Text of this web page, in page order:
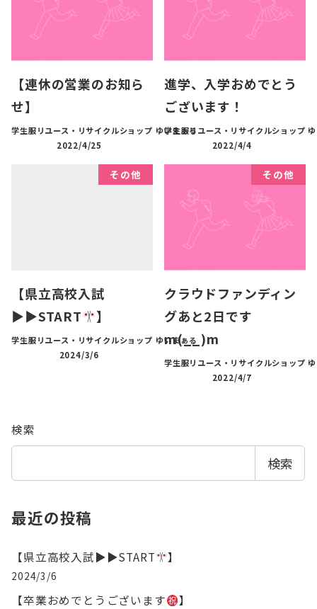
【連休の営業のお知ら
せ】
学生服リユース・リサイクルショップ ゆいまぁる
2022/4/25
進学、入学おめでとう
ございます！
学生服リユース・リサイクルショップ
2022/4/4
その他
【県立高校入試
▶︎▶︎START
】
学生服リユース・リサイクルショップ ゆいまぁる
2024/3/6
その他
クラウドファンディン
グあと2日です
m(__)m
学生服リユース・リサイクルショップ
2022/4/7
検索
検索
最近の投稿
【県立高校入試▶︎▶︎START 】
2024/3/6
【卒業おめでとうございます 】